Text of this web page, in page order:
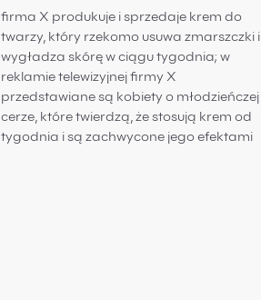
firma X produkuje i sprzedaje krem do
twarzy, który rzekomo usuwa zmarszczki i
wygładza skórę w ciągu tygodnia; w
reklamie telewizyjnej firmy X
przedstawiane są kobiety o młodzieńczej
cerze, które twierdzą, że stosują krem od
tygodnia i są zachwycone jego efektami